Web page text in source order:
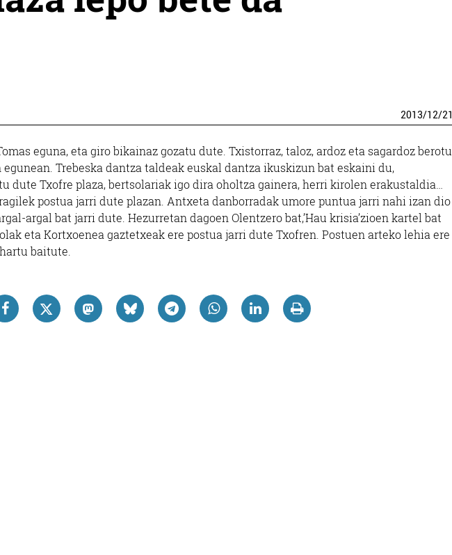
2013/12/21
eguna, eta giro bikainaz gozatu dute. Txistorraz, taloz, ardoz eta sagardoz berotu
Trebeska dantza taldeak euskal dantza ikuskizun bat eskaini du,
Txofre plaza, bertsolariak igo dira oholtza gainera, herri kirolen erakustaldia…
postua jarri dute plazan. Antxeta danborradak umore puntua jarri nahi izan dio
argal bat jarri dute. Hezurretan dagoen Olentzero bat,’Hau krisia’zioen kartel bat
eta Kortxoenea gaztetxeak ere postua jarri dute Txofren. Postuen arteko lehia ere
baitute.